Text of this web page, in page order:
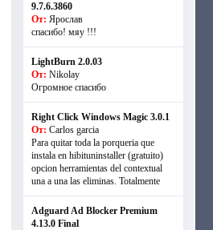
9.7.6.3860
От: Ярослав
спасибо! мяу !!!
LightBurn 2.0.03
От: Nikolay
Огромное спасибо
Right Click Windows Magic 3.0.1
От: Carlos garcia
Para quitar toda la porqueria que
instala en hibituninstaller (gratuito)
opcion herramientas del contextual
una a una las eliminas. Totalmente
Adguard Ad Blocker Premium
4.13.0 Final